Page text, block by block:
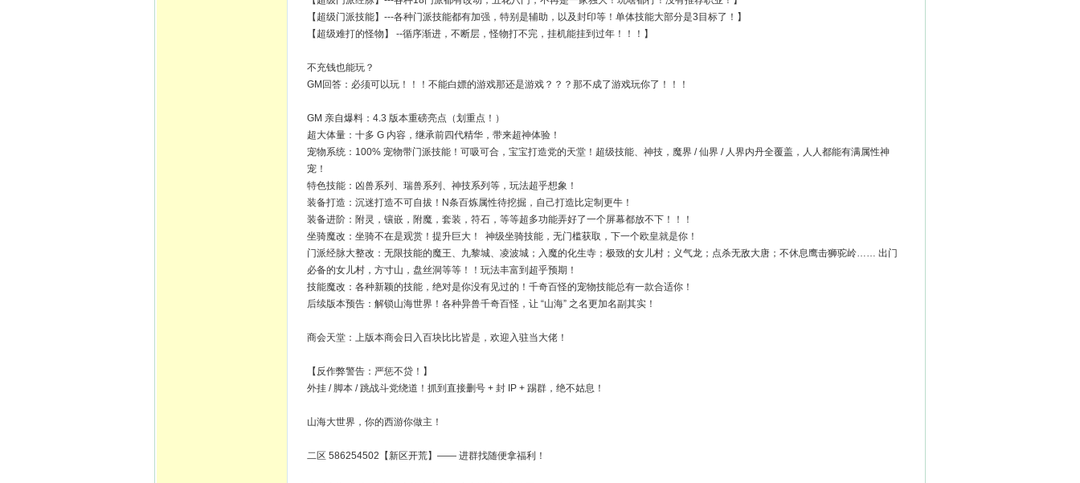
【超级门派技能】---各种门派技能都有加强，特别是辅助，以及封印等！单体技能大部分是3目标了！】​
【超级难打的怪物】 --循序渐进，不断层，怪物打不完，挂机能挂到过年！！！​】
不充钱也能玩？​
GM回答：必须可以玩！！！不能白嫖的游戏那还是游戏？？？那不成了游戏玩你了！！！​
GM 亲自爆料：4.3 版本重磅亮点（划重点！）
超大体量：十多 G 内容，继承前四代精华，带来超神体验！​
宠物系统：100% 宠物带门派技能！可吸可合，宝宝打造党的天堂！超级技能、神技，魔界 / 仙界 / 人界内丹全覆盖，人人都能有满属性神
宠！​
特色技能：凶兽系列、瑞兽系列、神技系列等，玩法超乎想象！​
装备打造：沉迷打造不可自拔！N条百炼属性待挖掘，自己打造比定制更牛！​
装备进阶：附灵，镶嵌，附魔，套装，符石，等等超多功能弄好了一个屏幕都放不下！！！​
坐骑魔改：坐骑不在是观赏！提升巨大！ 神级坐骑技能，无门槛获取，下一个欧皇就是你！​
门派经脉大整改：无限技能的魔王、九黎城、凌波城；入魔的化生寺；极致的女儿村；义气龙；点杀无敌大唐；不休息鹰击狮驼岭…… 出门
必备的女儿村，方寸山，盘丝洞等等！！玩法丰富到超乎预期！​
技能魔改：各种新颖的技能，绝对是你没有见过的！千奇百怪的宠物技能总有一款合适你！​
后续版本预告：解锁山海世界！各种异兽千奇百怪，让 “山海” 之名更加名副其实！​
商会天堂：上版本商会日入百块比比皆是，欢迎入驻当大佬！
【反作弊警告：严惩不贷！】​
外挂 / 脚本 / 跳战斗党绕道！抓到直接删号 + 封 IP + 踢群，绝不姑息！​
山海大世界，你的西游你做主！​
二区 586254502【新区开荒】—— 进群找随便拿福利！